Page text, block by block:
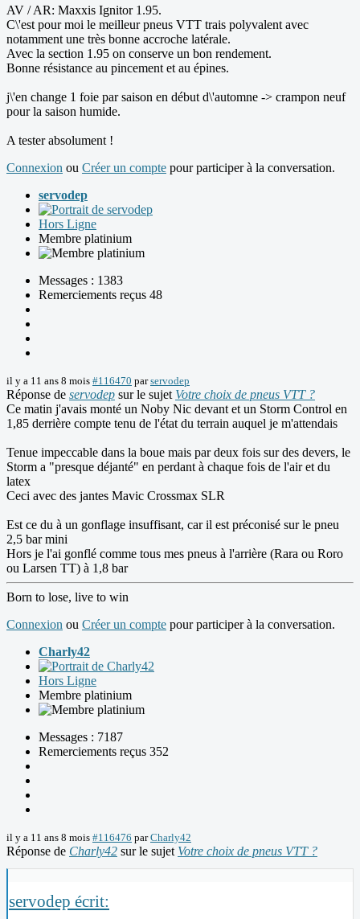
AV / AR: Maxxis Ignitor 1.95.
C\'est pour moi le meilleur pneus VTT trais polyvalent avec
notamment une très bonne accroche latérale.
Avec la section 1.95 on conserve un bon rendement.
Bonne résistance au pincement et au épines.
j\'en change 1 foie par saison en début d\'automne -> crampon neuf
pour la saison humide.
A tester absolument !
Connexion ou Créer un compte pour participer à la conversation.
servodep
Hors Ligne
Membre platinium
Messages : 1383
Remerciements reçus 48
il y a 11 ans 8 mois #116470 parservodep
Réponse de servodep sur le sujet Votre choix de pneus VTT ?
Ce matin j'avais monté un Noby Nic devant et un Storm Control en
1,85 derrière compte tenu de l'état du terrain auquel je m'attendais
Tenue impeccable dans la boue mais par deux fois sur des devers, le
Storm a "presque déjanté" en perdant à chaque fois de l'air et du
latex
Ceci avec des jantes Mavic Crossmax SLR
Est ce du à un gonflage insuffisant, car il est préconisé sur le pneu
2,5 bar mini
Hors je l'ai gonflé comme tous mes pneus à l'arrière (Rara ou Roro
ou Larsen TT) à 1,8 bar
Born to lose, live to win
Connexion ou Créer un compte pour participer à la conversation.
Charly42
Hors Ligne
Membre platinium
Messages : 7187
Remerciements reçus 352
il y a 11 ans 8 mois #116476 parCharly42
Réponse de Charly42 sur le sujet Votre choix de pneus VTT ?
servodep écrit: